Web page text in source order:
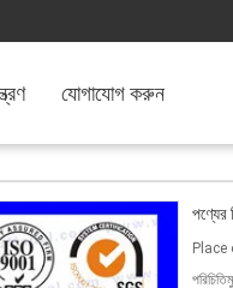
যোগাযোগ করুন
পণ্যের
Place